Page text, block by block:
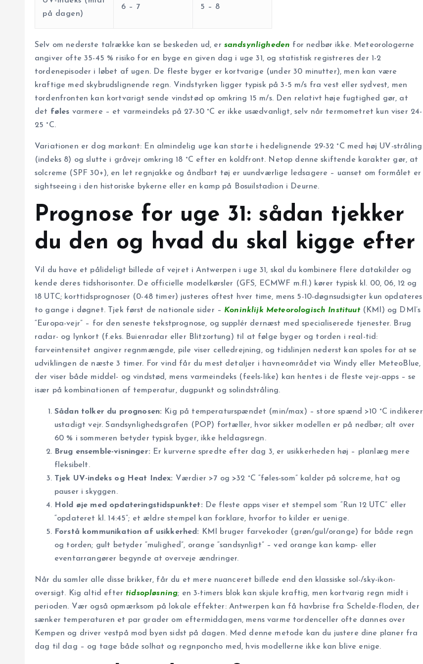
på dagen)
6 – 7 5 – 8
Selv om nederste talrække kan se beskeden ud, er sandsynligheden for nedbør ikke. Meteorologerne
angiver ofte 35-45 % risiko for en byge en given dag i uge 31, og statistisk registreres der 1-2
tordenepisoder i løbet af ugen. De fleste byger er kortvarige (under 30 minutter), men kan være
kraftige med skybrudslignende regn. Vindstyrken ligger typisk på 3-5 m/s fra vest eller sydvest, men
tordenfronten kan kortvarigt sende vindstød op omkring 15 m/s. Den relativt høje fugtighed gør, at
det føles varmere – et varmeindeks på 27-30 °C er ikke usædvanligt, selv når termometret kun viser 24-
25 °C.
Variationen er dog markant: En almindelig uge kan starte i hedelignende 29-32 °C med høj UV-stråling
(indeks 8) og slutte i gråvejr omkring 18 °C efter en koldfront. Netop denne skiftende karakter gør, at
solcreme (SPF 30+), en let regnjakke og åndbart tøj er uundværlige ledsagere – uanset om formålet er
sightseeing i den historiske bykerne eller en kamp på Bosuilstadion i Deurne.
Prognose for uge 31: sådan tjekker
du den og hvad du skal kigge efter
Vil du have et pålideligt billede af vejret i Antwerpen i uge 31, skal du kombinere flere datakilder og
kende deres tids­horisonter. De officielle modelkørsler (GFS, ECMWF m.fl.) kører typisk kl. 00, 06, 12 og
18 UTC; korttids­prognoser (0-48 timer) justeres oftest hver time, mens 5-10-døgns­udsigter kun opdateres
to gange i døgnet. Tjek først de nationale sider – Koninklijk Meteorologisch Instituut(KMI) og DMI’s
“Europa-vejr” – for den seneste tekstprognose, og supplér dernæst med specialiserede tjenester. Brug
radar- og lyn­kort (f.eks. Buienradar eller Blitzortung) til at følge byger og torden i real-tid:
farveintensitet angiver regnmængde, pile viser celledrejning, og tidslinjen nederst kan spoles for at se
udviklingen de næste 3 timer. For vind får du mest detaljer i havneområdet via Windy eller MeteoBlue,
der viser både middel- og vindstød, mens varmeindeks (feels-like) kan hentes i de fleste vejr-apps – se
især på kombinationen af temperatur, dugpunkt og solindstråling.
Sådan tolker du prognosen: Kig på temperaturspændet (min/max) – store spænd >10 °C indikerer
ustadigt vejr. Sandsynligheds­grafen (POP) fortæller, hvor sikker modellen er på nedbør; alt over
60 % i sommeren betyder typisk byger, ikke heldagsregn.
Brug ensemble-visninger: Er kurverne spredte efter dag 3, er usikkerheden høj – planlæg mere
fleksibelt.
Tjek UV-indeks og Heat Index: Værdier >7 og >32 °C “føles-som” kalder på solcreme, hat og
pauser i skyggen.
Hold øje med opdateringstidspunktet: De fleste apps viser et stempel som “Run 12 UTC” eller
“opdateret kl. 14:45”; et ældre stempel kan forklare, hvorfor to kilder er uenige.
Forstå kommunikation af usikkerhed: KMI bruger farvekoder (grøn/gul/orange) for både regn
og torden; gult betyder “mulighed”, orange “sandsynligt” – ved orange kan kamp- eller
eventarrangører begynde at overveje ændringer.
Når du samler alle disse brikker, får du et mere nuanceret billede end den klassiske sol-/sky-ikon­
oversigt. Kig altid efter tids­op­løsn­ing; en 3-timers blok kan skjule kraftig, men kortvarig regn midt i
perioden. Vær også opmærksom på lokale effekter: Antwerpen kan få havbrise fra Schelde-floden, der
sænker temperaturen et par grader om eftermiddagen, mens varme torden­celler ofte dannes over
Kempen og driver vestpå mod byen sidst på dagen. Med denne metode kan du justere dine planer fra
dag til dag – og tage både solhat og regnponcho med, hvis modellerne ikke kan blive enige.